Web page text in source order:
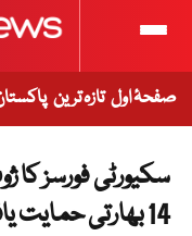
صفحۂ اول تازہ ترین
سکیورٹی فورسز کا
14 بھارتی حمایت یافتہ خوارج ہلاک